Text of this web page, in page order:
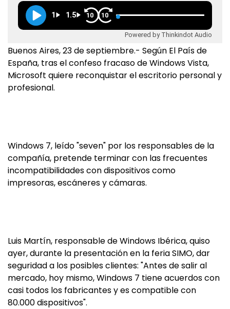
1 1.5 10 10
Powered by Thinkindot Audio
Buenos Aires, 23 de septiembre.- Según El País de
España, tras el confeso fracaso de Windows Vista,
Microsoft quiere reconquistar el escritorio personal y
profesional.
Windows 7, leído "seven" por los responsables de la
compañía, pretende terminar con las frecuentes
incompatibilidades con dispositivos como
impresoras, escáneres y cámaras.
Luis Martín, responsable de Windows Ibérica, quiso
ayer, durante la presentación en la feria SIMO, dar
seguridad a los posibles clientes: "Antes de salir al
mercado, hoy mismo, Windows 7 tiene acuerdos con
casi todos los fabricantes y es compatible con
80.000 dispositivos".